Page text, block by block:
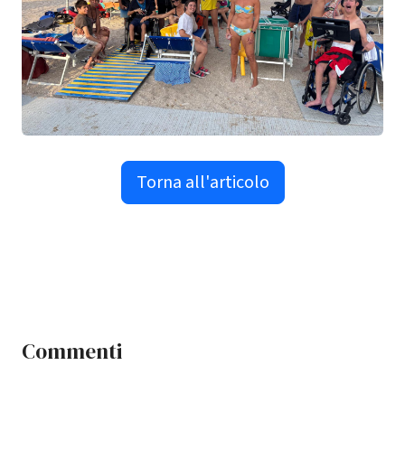
Torna all'articolo
Commenti